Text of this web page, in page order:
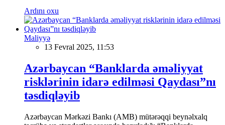
Ardını oxu
Maliyyə
13 Fevral 2025, 11:53
Azərbaycan “Banklarda əməliyyat
risklərinin idarə edilməsi Qaydası”nı
təsdiqləyib
Azərbaycan Mərkəzi Bankı (AMB) mütərəqqi beynəlxalq